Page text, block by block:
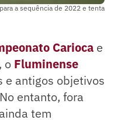
a sequência de 2022 e tenta
Carioca e
o Fluminense
e antigos objetivos
entanto, fora
tem